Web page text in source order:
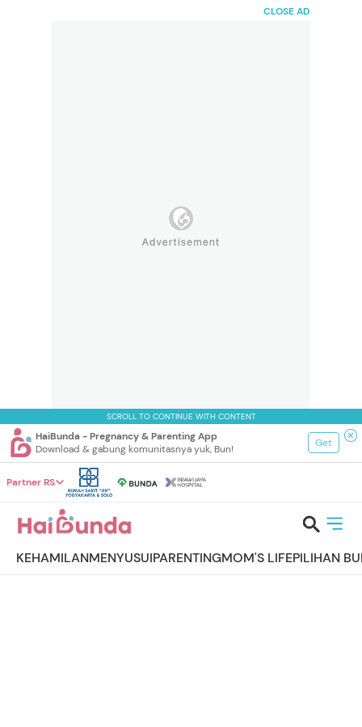
CLOSE AD
SCROLL TO CONTINUE WITH CONTENT
HaiBunda - Pregnancy & Parenting App
Download & gabung komunitasnya yuk, Bun!
Get
Partner RS
KEHAMILANMENYUSUIPARENTINGMOM'S LIFEPILIHAN